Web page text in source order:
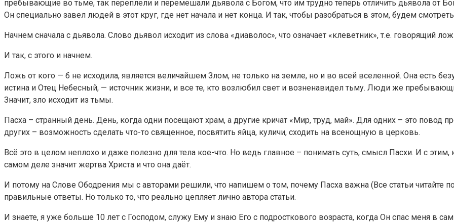
пребывающие во тьме, так переплели и перемешали дьявола с Богом, что им трудно теперь отличить дьявола от
Он специально завел людей в этот круг, где нет начала и нет конца. И так, чтобы разобраться в этом, будем
Начнем сначала с дьявола. Слово дьявол исходит из слова «диаволос», что означает «клеветник», т.е. говорящий
И так, с этого и начнем.
Ложь от кого — б не исходила, является величайшем Злом, не только на земле, но и во всей вселенной. Она есть
истина и Отец Небесный, — источник жизни, и все те, кто возлюбил свет и возненавидел тьму. Люди же
Значит, зло исходит из тьмы.
Пасха – странный день. День, когда одни посещают храм, а другие кричат «Мир, труд, май». Для одних – это повод
других – возможность сделать что-то священное, посвятить яйца, куличи, сходить на всенощную в церковь.
Всё это в целом неплохо и даже полезно для тела кое-что. Но ведь главное – понимать суть, смысл Пасхи. И с
самом деле значит жертва Христа и что она даёт.
И потому на Слове Ободрения мы с авторами решили, что напишем о том, почему Пасха важна (Все статьи читайте
правильные ответы. Но только то, что реально цепляет лично автора статьи.
И знаете, я уже больше 10 лет с Господом, служу Ему и знаю Его с подросткового возраста, когда Он спас меня в